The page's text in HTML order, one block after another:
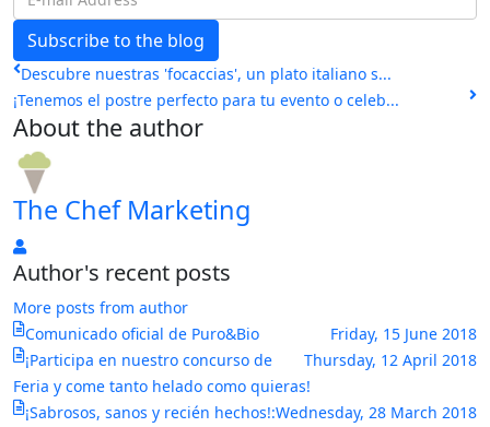
mail
Address
Subscribe to the blog
Descubre nuestras 'focaccias', un plato italiano s...
¡Tenemos el postre perfecto para tu evento o celeb...
About the author
The Chef Marketing
The
Chef
Marketing
Author's recent posts
More posts from author
Friday, 15 June 2018
Comunicado oficial de Puro&Bio
Thursday, 12 April 2018
¡Participa en nuestro concurso de
Feria y come tanto helado como quieras!
Wednesday, 28 March 2018
¡Sabrosos, sanos y recién hechos!: